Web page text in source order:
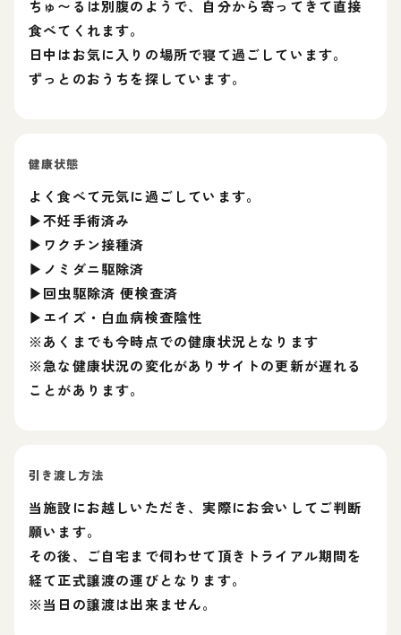
ちゅ〜るは別腹のようで、自分から寄ってきて直接
食べてくれます。
日中はお気に入りの場所で寝て過ごしています。
ずっとのおうちを探しています。
健康状態
よく食べて元気に過ごしています。
▶不妊手術済み
▶ワクチン接種済
▶ノミダニ駆除済
▶回虫駆除済 便検査済
▶エイズ・白血病検査陰性
※あくまでも今時点での健康状況となります
※急な健康状況の変化がありサイトの更新が遅れる
ことがあります。
引き渡し方法
当施設にお越しいただき、実際にお会いしてご判断
願います。
その後、ご自宅まで伺わせて頂きトライアル期間を
経て正式譲渡の運びとなります。
※当日の譲渡は出来ません。